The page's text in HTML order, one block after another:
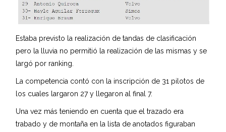
Estaba previsto la realización de tandas de clasificación
pero la lluvia no permitió la realización de las mismas y se
largó por ranking.
La competencia contó con la inscripción de 31 pilotos de
los cuales largaron 27 y llegaron al final 7.
Una vez más teniendo en cuenta que el trazado era
trabado y de montaña en la lista de anotados figuraban